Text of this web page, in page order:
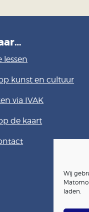
Wij
laden.
lessen
kunst en cultuur
via IVAK
de kaart